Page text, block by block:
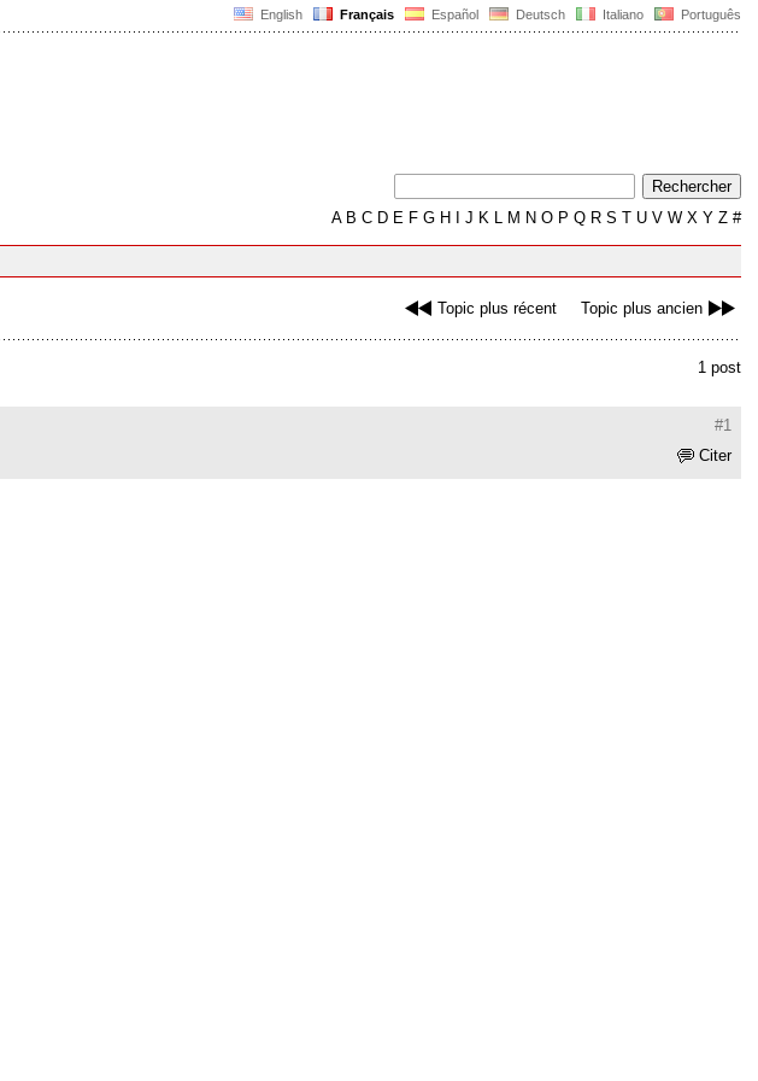
English Français Español Deutsch Italiano Português
AB C D E F G H J K L M N O P Q R S T U V W X Y Z #
Topic plus récent Topic plus ancien
1 post
#1
Citer